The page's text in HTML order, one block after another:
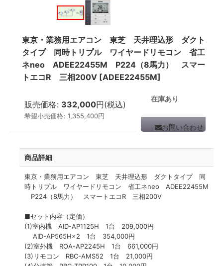
東京・業務用エアコン 東芝 天井理込形 ダクト
タイプ 同時トリプル ワイヤードリモコン 省工
ネneo ADEE22455M P224（8馬力） スマー
トエコR 三相200V [ADEE22455M]
販売価格: 332,000円(税込)
希望小売価格: 1,355,400円
在庫あり
お問い合わせ
商品詳細
東京・業務用エアコン 東芝 天井理込形 ダクトタイプ 同
時トリプル ワイヤードリモコン 省工ネneo ADEE22455M
P224（8馬力） スマートエコR 三相200V
■セット内容（定価）
(1)室内機 AID-AP1125H 1台 209,000円
AID-AP565H×2 1台 354,000円
(2)室外機 ROA-AP2245H 1台 661,000円
(3)リモコン RBC-AMS52 1台 21,000円